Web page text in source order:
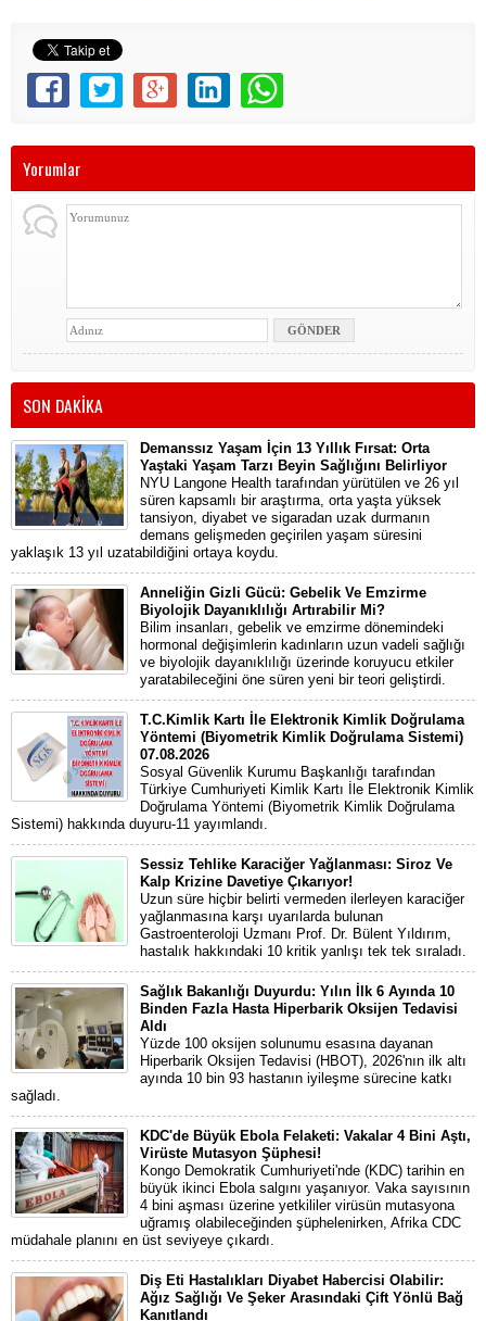
Yorumlar
SON DAKİKA
Demanssız Yaşam İçin 13 Yıllık Fırsat: Orta
Yaştaki Yaşam Tarzı Beyin Sağlığını Belirliyor
NYU Langone Health tarafından yürütülen ve 26 yıl
süren kapsamlı bir araştırma, orta yaşta yüksek
tansiyon, diyabet ve sigaradan uzak durmanın
demans gelişmeden geçirilen yaşam süresini
yaklaşık 13 yıl uzatabildiğini ortaya koydu.
Anneliğin Gizli Gücü: Gebelik Ve Emzirme
Biyolojik Dayanıklılığı Artırabilir Mi?
Bilim insanları, gebelik ve emzirme dönemindeki
hormonal değişimlerin kadınların uzun vadeli sağlığı
ve biyolojik dayanıklılığı üzerinde koruyucu etkiler
yaratabileceğini öne süren yeni bir teori geliştirdi.
T.C.Kimlik Kartı İle Elektronik Kimlik Doğrulama
Yöntemi (Biyometrik Kimlik Doğrulama Sistemi)
07.08.2026
Sosyal Güvenlik Kurumu Başkanlığı tarafından
Türkiye Cumhuriyeti Kimlik Kartı İle Elektronik Kimlik
Doğrulama Yöntemi (Biyometrik Kimlik Doğrulama
Sistemi) hakkında duyuru-11 yayımlandı.
Sessiz Tehlike Karaciğer Yağlanması: Siroz Ve
Kalp Krizine Davetiye Çıkarıyor!
Uzun süre hiçbir belirti vermeden ilerleyen karaciğer
yağlanmasına karşı uyarılarda bulunan
Gastroenteroloji Uzmanı Prof. Dr. Bülent Yıldırım,
hastalık hakkındaki 10 kritik yanlışı tek tek sıraladı.
Sağlık Bakanlığı Duyurdu: Yılın İlk 6 Ayında 10
Binden Fazla Hasta Hiperbarik Oksijen Tedavisi
Aldı
Yüzde 100 oksijen solunumu esasına dayanan
Hiperbarik Oksijen Tedavisi (HBOT), 2026'nın ilk altı
ayında 10 bin 93 hastanın iyileşme sürecine katkı
sağladı.
KDC'de Büyük Ebola Felaketi: Vakalar 4 Bini Aştı,
Virüste Mutasyon Şüphesi!
Kongo Demokratik Cumhuriyeti'nde (KDC) tarihin en
büyük ikinci Ebola salgını yaşanıyor. Vaka sayısının
4 bini aşması üzerine yetkililer virüsün mutasyona
uğramış olabileceğinden şüphelenirken, Afrika CDC
müdahale planını en üst seviyeye çıkardı.
Diş Eti Hastalıkları Diyabet Habercisi Olabilir:
Ağız Sağlığı Ve Şeker Arasındaki Çift Yönlü Bağ
Kanıtlandı